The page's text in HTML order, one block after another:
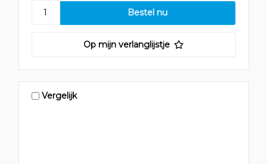
Op mijn verlanglijstje
Vergelijk